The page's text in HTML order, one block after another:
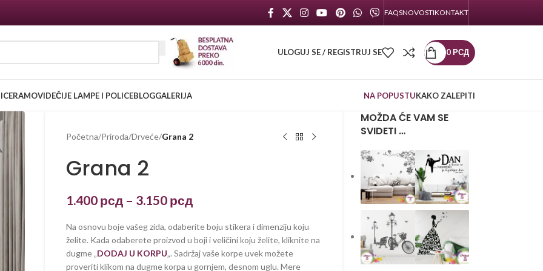
FAQSNOVOSTIKONTAKT
ULOGUJ SE / REGISTRUJ SE 0РСД
RAMOVIDEČIJE LAMPE I POLICEBLOGGALERIJA NA POPUSTUKAKO ZALEPITI
Početna/Priroda/Drveće/Grana 2
Grana 2
1.400 рсд – 3.150 рсд
Na osnovu boje vašeg zida, odaberite boju stikera i dimenziju koju
želite. Kada odaberete proizvod u boji i veličini koju želite, kliknite na
dugme „DODAJ U KORPU„. Sadržaj vaše korpe uvek možete
proveriti klikom na dugme korpa u gornjem, desnom uglu. Mere
MOŽDA ĆE VAM SE
SVIDETI …